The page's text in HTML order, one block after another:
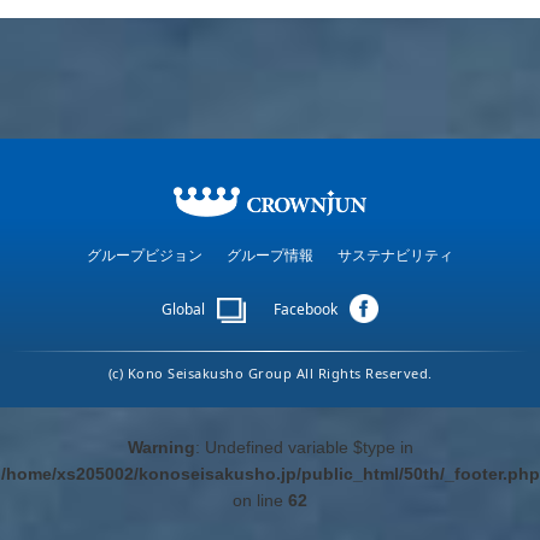
グループビジョン グループ情報 サステナビリティ
Global Facebook
(c) Kono Seisakusho Group All Rights Reserved.
Warning: Undefined variable $type in
/home/xs205002/konoseisakusho.jp/public_html/50th/_footer.php
on line 62